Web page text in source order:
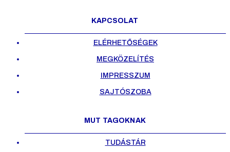
KAPCSOLAT
ELÉRHETŐSÉGEK
MEGKÖZELÍTÉS
IMPRESSZUM
SAJTÓSZOBA
MUT TAGOKNAK
TUDÁSTÁR